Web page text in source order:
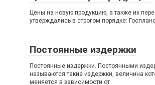
Цены на новую продукцию, а также их
утверждались в строгом порядке:
Постоянные издержки
Постоянные издержки. Постоянными
называются такие издержки, величина
меняется в зависимости от